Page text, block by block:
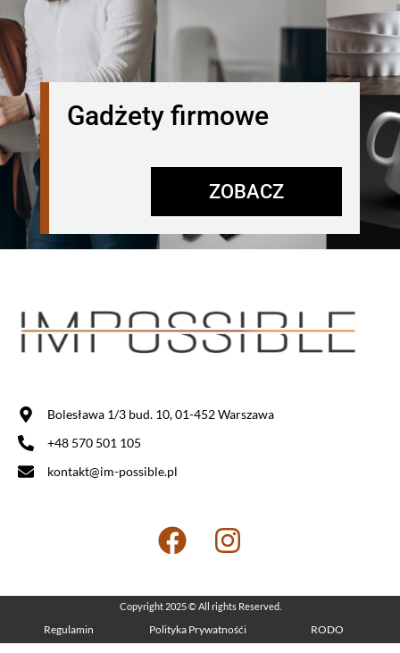
Gadżety firmowe
ZOBACZ
Bolesława 1/3 bud. 10, 01-452 Warszawa
+48 570 501 105
kontakt@im-possible.pl
Copyright 2025 © All rights Reserved.
Regulamin Polityka Prywatnośći RODO